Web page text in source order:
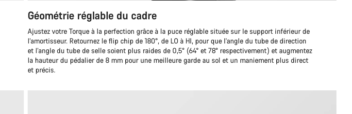
Géométrie réglable du cadre
Ajustez votre Torque à la perfection grâce à la puce réglable située sur le support inférieur de
l'amortisseur. Retournez le flip chip de 180°, de LO à HI, pour que l'angle du tube de direction
et l'angle du tube de selle soient plus raides de 0,5° (64° et 78° respectivement) et augmentez
la hauteur du pédalier de 8 mm pour une meilleure garde au sol et un maniement plus direct
et précis.